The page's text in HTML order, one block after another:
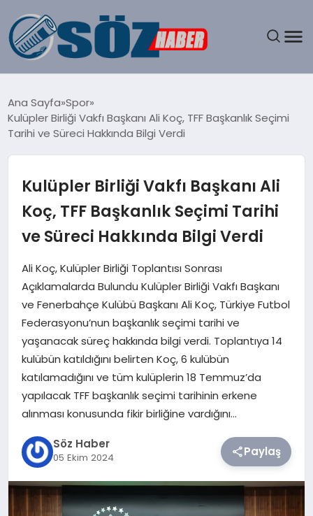
SPOR
EKONOMI
EĞITIM
SAĞLIK
DÜNYA
TEKNOLOJI
SIYASET
YAŞAM
Ana Sayfa Spor
Kulüpler Birliği Vakfı Başkanı Ali Koç, TFF Başkanlık Seçimi
Tarihi ve Süreci Hakkında Bilgi Verdi
Kulüpler Birliği Vakfı Başkanı Ali
Koç, TFF Başkanlık Seçimi Tarihi
ve Süreci Hakkında Bilgi Verdi
Ali Koç, Kulüpler Birliği Toplantısı Sonrası
Açıklamalarda Bulundu Kulüpler Birliği Vakfı Başkanı
ve Fenerbahçe Kulübü Başkanı Ali Koç, Türkiye Futbol
Federasyonu’nun başkanlık seçimi tarihi ve
yaşanacak süreç hakkında bilgi verdi. Toplantıya 14
kulübün katıldığını belirten Koç, 6 kulübün
katılamadığını ve tüm kulüplerin 18 Temmuz’da
yapılacak TFF başkanlık seçimi tarihinin erkene
alınması konusunda fikir birliğine vardığını…
Söz Haber
05 Ekim 2024 Paylaş